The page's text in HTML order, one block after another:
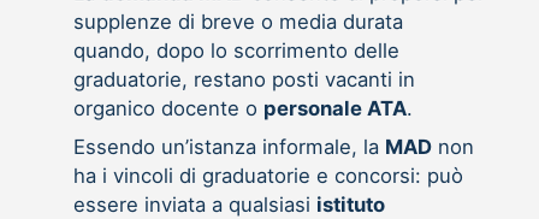
supplenze di breve o media durata
quando, dopo lo scorrimento delle
graduatorie, restano posti vacanti in
organico docente o personale ATA.
Essendo un’istanza informale, la MADnon
ha i vincoli di graduatorie e concorsi: può
essere inviata a qualsiasi istituto